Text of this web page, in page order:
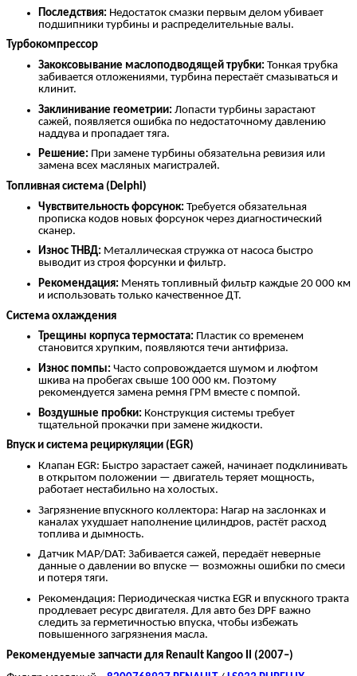
Последствия: Недостаток смазки первым делом убивает
подшипники турбины и распределительные валы.
Турбокомпрессор
Закоксовывание маслоподводящей трубки: Тонкая трубка
забивается отложениями, турбина перестаёт смазываться и
клинит.
Заклинивание геометрии: Лопасти турбины зарастают
сажей, появляется ошибка по недостаточному давлению
наддува и пропадает тяга.
Решение: При замене турбины обязательна ревизия или
замена всех масляных магистралей.
Топливная система (Delphi)
Чувствительность форсунок: Требуется обязательная
прописка кодов новых форсунок через диагностический
сканер.
Износ ТНВД: Металлическая стружка от насоса быстро
выводит из строя форсунки и фильтр.
Рекомендация: Менять топливный фильтр каждые 20 000 км
и использовать только качественное ДТ.
Система охлаждения
Трещины корпуса термостата: Пластик со временем
становится хрупким, появляются течи антифриза.
Износ помпы: Часто сопровождается шумом и люфтом
шкива на пробегах свыше 100 000 км. Поэтому
рекомендуется замена ремня ГРМ вместе с помпой.
Воздушные пробки: Конструкция системы требует
тщательной прокачки при замене жидкости.
Впуск и система рециркуляции (EGR)
Клапан EGR: Быстро зарастает сажей, начинает подклинивать
в открытом положении — двигатель теряет мощность,
работает нестабильно на холостых.
Загрязнение впускного коллектора: Нагар на заслонках и
каналах ухудшает наполнение цилиндров, растёт расход
топлива и дымность.
Датчик MAP/DAT: Забивается сажей, передаёт неверные
данные о давлении во впуске — возможны ошибки по смеси
и потеря тяги.
Рекомендация: Периодическая чистка EGR и впускного тракта
продлевает ресурс двигателя. Для авто без DPF важно
следить за герметичностью впуска, чтобы избежать
повышенного загрязнения масла.
Рекомендуемые запчасти для Renault Kangoo II (2007–)